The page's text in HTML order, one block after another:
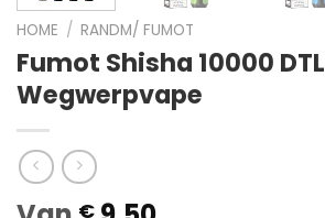
HOME / RANDM/ FUMOT
Fumot Shisha 10000 DTL
Wegwerpvape
€